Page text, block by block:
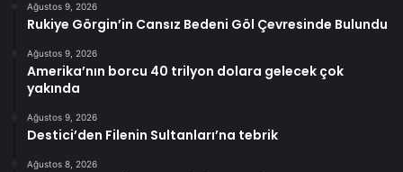
Ağustos 9, 2026
Rukiye Görgin’in Cansız Bedeni Göl Çevresinde Bulundu
Ağustos 9, 2026
Amerika’nın borcu 40 trilyon dolara gelecek çok
yakında
Ağustos 9, 2026
Destici’den Filenin Sultanları’na tebrik
Ağustos 8, 2026